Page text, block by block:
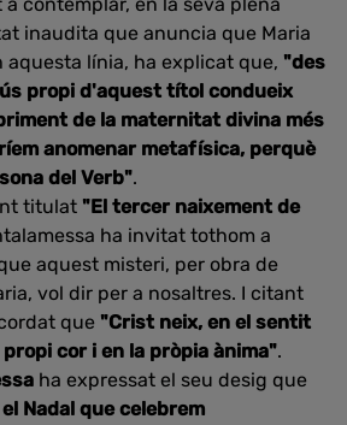
inaudita que anuncia que Maria
aquesta línia, ha explicat que, "des
propi d'aquest títol condueix
de la maternitat divina més
anomenar metafísica, perquè
del Verb".
titulat "El tercer naixement de
ha invitat tothom a
aquest misteri, per obra de
vol dir per a nosaltres. I citant
que "Crist neix, en el sentit
cor i en la pròpia ànima".
ha expressat el seu desig que
Nadal que celebrem